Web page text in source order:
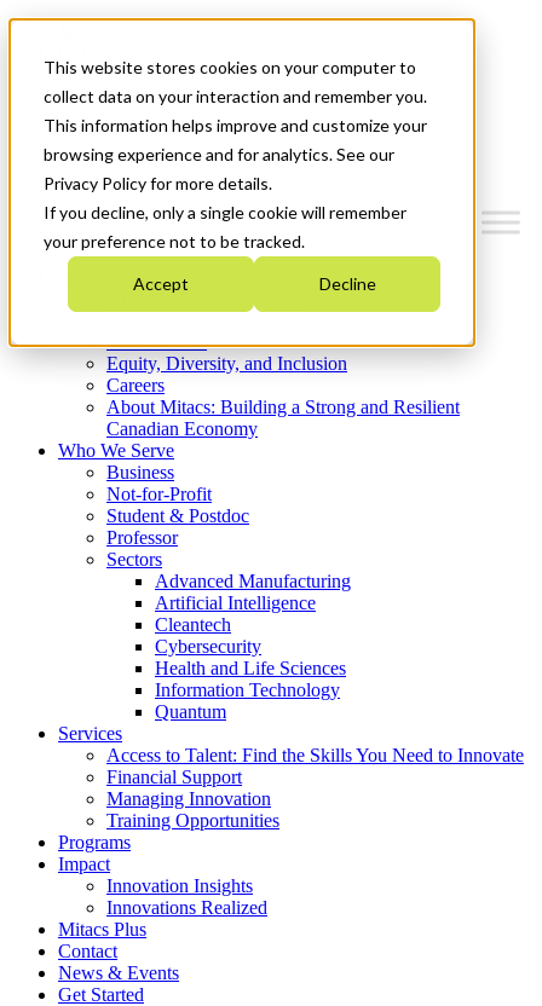
This website stores cookies on your computer to
collect data on your interaction and remember you.
This information helps improve and customize your
browsing experience and for analytics. See our
Privacy Policy for more details.
If you decline, only a single cookie will remember
your preference not to be tracked.
Accept Decline
News & Events
Get Started
Menu
Who We Are
Strategic Plan 2026-2030
What We Do
Equity, Diversity, and Inclusion
Careers
About Mitacs: Building a Strong and Resilient
Canadian Economy
Who We Serve
Business
Not-for-Profit
Student & Postdoc
Professor
Sectors
Advanced Manufacturing
Artificial Intelligence
Cleantech
Cybersecurity
Health and Life Sciences
Information Technology
Quantum
Services
Access to Talent: Find the Skills You Need to Innovate
Financial Support
Managing Innovation
Training Opportunities
Programs
Impact
Innovation Insights
Innovations Realized
Mitacs Plus
Contact
News & Events
Get Started